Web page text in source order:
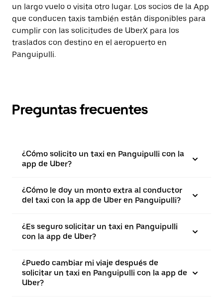
un largo vuelo o visita otro lugar. Los socios de la App
que conducen taxis también están disponibles para
cumplir con las solicitudes de UberX para los
traslados con destino en el aeropuerto en
Panguipulli.
Preguntas frecuentes
¿Cómo solicito un taxi en Panguipulli con la
app de Uber?
¿Cómo le doy un monto extra al conductor
del taxi con la app de Uber en Panguipulli?
¿Es seguro solicitar un taxi en Panguipulli
con la app de Uber?
¿Puedo cambiar mi viaje después de
solicitar un taxi en Panguipulli con la app de
Uber?